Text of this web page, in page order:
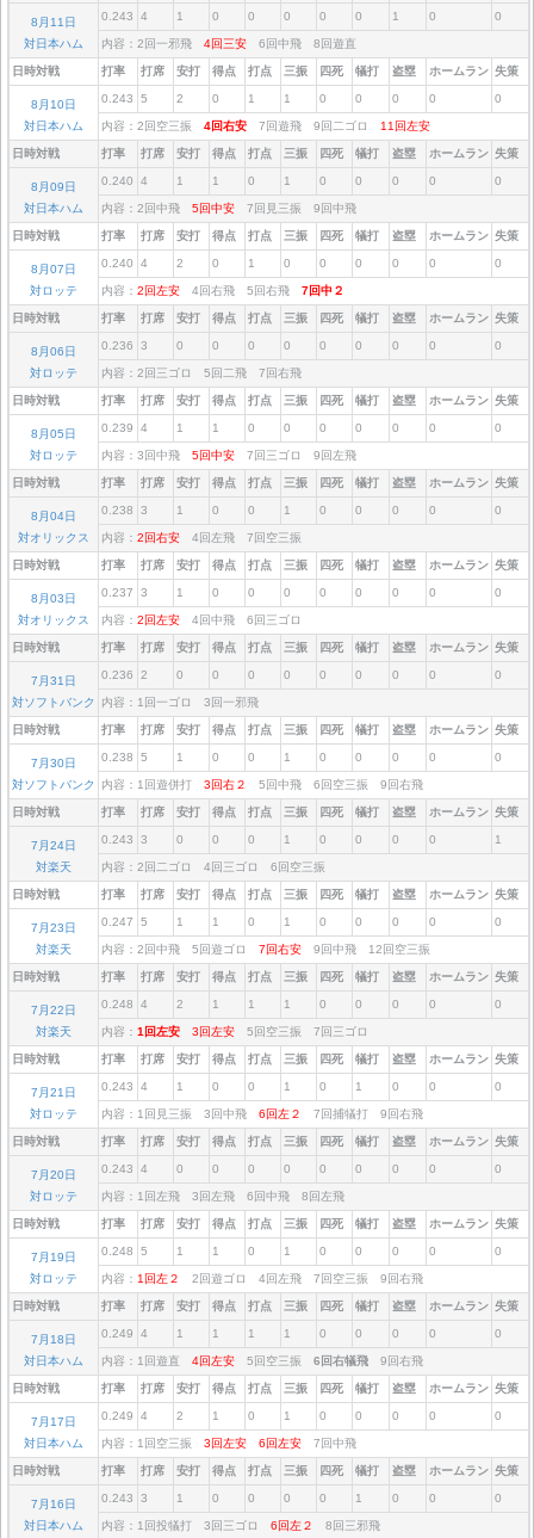
8月11日
対日本ハム
0.243 4 1 0 0 0 0 0 1 0 0
内容：2回一邪飛 4回三安 6回中飛 8回遊直
日時対戦 打率 打席 安打 得点 打点 三振 四死 犠打 盗塁 ホームラン 失策
8月10日
対日本ハム
0.243 5 2 0 1 1 0 0 0 0 0
内容：2回空三振 4回右安 7回遊飛 9回二ゴロ 11回左安
日時対戦 打率 打席 安打 得点 打点 三振 四死 犠打 盗塁 ホームラン 失策
8月09日
対日本ハム
0.240 4 1 1 0 1 0 0 0 0 0
内容：2回中飛 5回中安 7回見三振 9回中飛
日時対戦 打率 打席 安打 得点 打点 三振 四死 犠打 盗塁 ホームラン 失策
8月07日
対ロッテ
0.240 4 2 0 1 0 0 0 0 0 0
内容： 2回左安 4回右飛 5回右飛 7回中２
日時対戦 打率 打席 安打 得点 打点 三振 四死 犠打 盗塁 ホームラン 失策
8月06日
対ロッテ
0.236 3 0 0 0 0 0 0 0 0 0
内容：2回三ゴロ 5回二飛 7回右飛
日時対戦 打率 打席 安打 得点 打点 三振 四死 犠打 盗塁 ホームラン 失策
8月05日
対ロッテ
0.239 4 1 1 0 0 0 0 0 0 0
内容：3回中飛 5回中安 7回三ゴロ 9回左飛
日時対戦 打率 打席 安打 得点 打点 三振 四死 犠打 盗塁 ホームラン 失策
8月04日
対オリックス
0.238 3 1 0 0 1 0 0 0 0 0
内容： 2回右安 4回左飛 7回空三振
日時対戦 打率 打席 安打 得点 打点 三振 四死 犠打 盗塁 ホームラン 失策
8月03日
対オリックス
0.237 3 1 0 0 0 0 0 0 0 0
内容： 2回左安 4回中飛 6回三ゴロ
日時対戦 打率 打席 安打 得点 打点 三振 四死 犠打 盗塁 ホームラン 失策
7月31日
対ソフトバンク
0.236 2 0 0 0 0 0 0 0 0 0
内容：1回一ゴロ 3回一邪飛
日時対戦 打率 打席 安打 得点 打点 三振 四死 犠打 盗塁 ホームラン 失策
7月30日
対ソフトバンク
0.238 5 1 0 0 1 0 0 0 0 0
内容：1回遊併打 3回右２ 5回中飛 6回空三振 9回右飛
日時対戦 打率 打席 安打 得点 打点 三振 四死 犠打 盗塁 ホームラン 失策
7月24日
対楽天
0.243 3 0 0 0 1 0 0 0 0 1
内容：2回二ゴロ 4回三ゴロ 6回空三振
日時対戦 打率 打席 安打 得点 打点 三振 四死 犠打 盗塁 ホームラン 失策
7月23日
対楽天
0.247 5 1 1 0 1 0 0 0 0 0
内容：2回中飛 5回遊ゴロ 7回右安 9回中飛 12回空三振
日時対戦 打率 打席 安打 得点 打点 三振 四死 犠打 盗塁 ホームラン 失策
7月22日
対楽天
0.248 4 2 1 1 1 0 0 0 0 0
内容： 1回左安 3回左安 5回空三振 7回三ゴロ
日時対戦 打率 打席 安打 得点 打点 三振 四死 犠打 盗塁 ホームラン 失策
7月21日
対ロッテ
0.243 4 1 0 0 1 0 1 0 0 0
内容：1回見三振 3回中飛 6回左２ 7回捕犠打 9回右飛
日時対戦 打率 打席 安打 得点 打点 三振 四死 犠打 盗塁 ホームラン 失策
7月20日
対ロッテ
0.243 4 0 0 0 0 0 0 0 0 0
内容：1回左飛 3回左飛 6回中飛 8回左飛
日時対戦 打率 打席 安打 得点 打点 三振 四死 犠打 盗塁 ホームラン 失策
7月19日
対ロッテ
0.248 5 1 1 0 1 0 0 0 0 0
内容： 1回左２ 2回遊ゴロ 4回左飛 7回空三振 9回右飛
日時対戦 打率 打席 安打 得点 打点 三振 四死 犠打 盗塁 ホームラン 失策
7月18日
対日本ハム
0.249 4 1 1 1 1 0 0 0 0 0
内容：1回遊直 4回左安 5回空三振 6回右犠飛 9回右飛
日時対戦 打率 打席 安打 得点 打点 三振 四死 犠打 盗塁 ホームラン 失策
7月17日
対日本ハム
0.249 4 2 1 0 1 0 0 0 0 0
内容：1回空三振 3回左安 6回左安 7回中飛
日時対戦 打率 打席 安打 得点 打点 三振 四死 犠打 盗塁 ホームラン 失策
7月16日
対日本ハム
0.243 3 1 0 0 0 0 1 0 0 0
内容：1回投犠打 3回三ゴロ 6回左２ 8回三邪飛